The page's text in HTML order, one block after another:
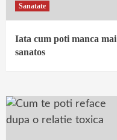
Sanatate
Iata cum poti manca mai
sanatos